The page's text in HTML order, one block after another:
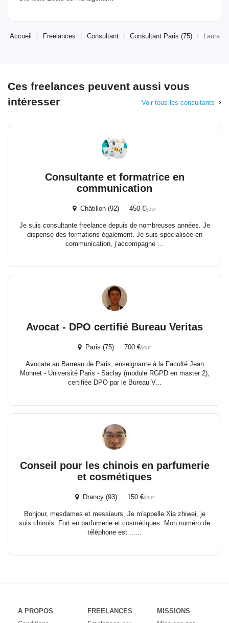
Accueil Freelances Consultant Consultant Paris (75) Laura
Ces freelances peuvent aussi vous
intéresser
Voir tous les consultants
Consultante et formatrice en
communication
Châtillon (92) 450 €/jour
Je suis consultante freelance depuis de nombreuses années. Je
dispense des formations également. Je suis spécialisée en
communication, j’accompagne ...
Avocat - DPO certifié Bureau Veritas
Paris (75) 700 €/jour
Avocate au Barreau de Paris, enseignante à la Faculté Jean
Monnet - Université Paris - Saclay (module RGPD en master 2),
certifiée DPO par le Bureau V...
Conseil pour les chinois en parfumerie
et cosmétiques
Drancy (93) 150 €/jour
Bonjour, mesdames et messieurs, Je m'appelle Xia zhiwei, je
suis chinois. Fort en parfumerie et cosmétiques. Mon numéro de
téléphone est ......
A PROPOS
FREELANCES
MISSIONS